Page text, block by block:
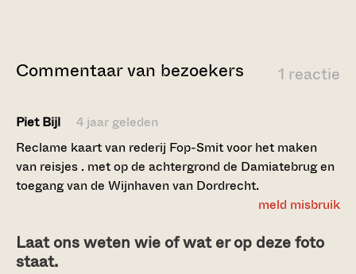
1 reactie
Commentaar van bezoekers
Piet Bijl
4 jaar geleden
Reclame kaart van rederij Fop-Smit voor het maken
van reisjes . met op de achtergrond de Damiatebrug en
toegang van de Wijnhaven van Dordrecht.
meld misbruik
Laat ons weten wie of wat er op deze foto
staat.